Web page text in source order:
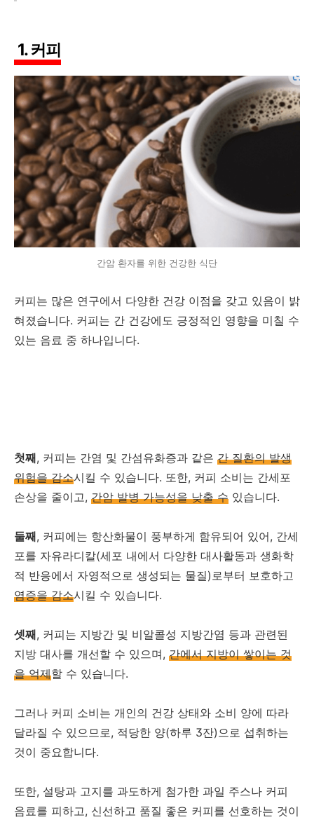
1. 커피
간암 환자를 위한 건강한 식단
커피는 많은 연구에서 다양한 건강 이점을 갖고 있음이 밝
혀졌습니다. 커피는 간 건강에도 긍정적인 영향을 미칠 수
있는 음료 중 하나입니다.
첫째, 커피는 간염 및 간섬유화증과 같은 간 질환의 발생
위험을 감소시킬 수 있습니다. 또한, 커피 소비는 간세포
손상을 줄이고, 간암 발병 가능성을 낮출 수 있습니다.
둘째, 커피에는 항산화물이 풍부하게 함유되어 있어, 간세
포를 자유라디칼(세포 내에서 다양한 대사활동과 생화학
적 반응에서 자영적으로 생성되는 물질)로부터 보호하고
염증을 감소시킬 수 있습니다.
셋째, 커피는 지방간 및 비알콜성 지방간염 등과 관련된
지방 대사를 개선할 수 있으며, 간에서 지방이 쌓이는 것
을 억제할 수 있습니다.
그러나 커피 소비는 개인의 건강 상태와 소비 양에 따라
달라질 수 있으므로, 적당한 양(하루 3잔)으로 섭취하는
것이 중요합니다.
또한, 설탕과 고지를 과도하게 첨가한 과일 주스나 커피
음료를 피하고, 신선하고 품질 좋은 커피를 선호하는 것이